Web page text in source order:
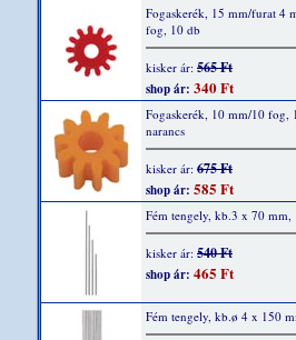
Fogaskerék, 15 mm/furat 4
fog, 10 db
kisker ár: 565 Ft
shop ár: 340 Ft
Fogaskerék, 10 mm/10 fog,
narancs
kisker ár: 675 Ft
shop ár: 585 Ft
Fém tengely, kb.3 x 70 mm,
kisker ár: 540 Ft
shop ár: 465 Ft
Fém tengely, kb.ø 4 x 150